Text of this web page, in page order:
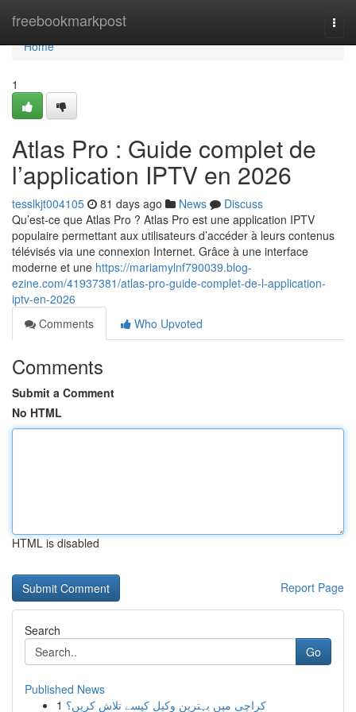
freebookmarkpost
Home
Home
1
Atlas Pro : Guide complet de
l’application IPTV en 2026
tesslkjt004105 81 days ago News
Discuss
Qu’est-ce que Atlas Pro ? Atlas Pro est une application IPTV
populaire permettant aux utilisateurs d’accéder à leurs contenus
télévisés via une connexion Internet. Grâce à une interface
moderne et une https://mariamylnf790039.blog-
ezine.com/41937381/atlas-pro-guide-complet-de-l-application-
iptv-en-2026
Comments
Who Upvoted
Comments
Submit a Comment
No HTML
HTML is disabled
Report Page
Search
Go
Published News
1 کراچی میں بہترین وکیل کیسے تلاش کریں؟